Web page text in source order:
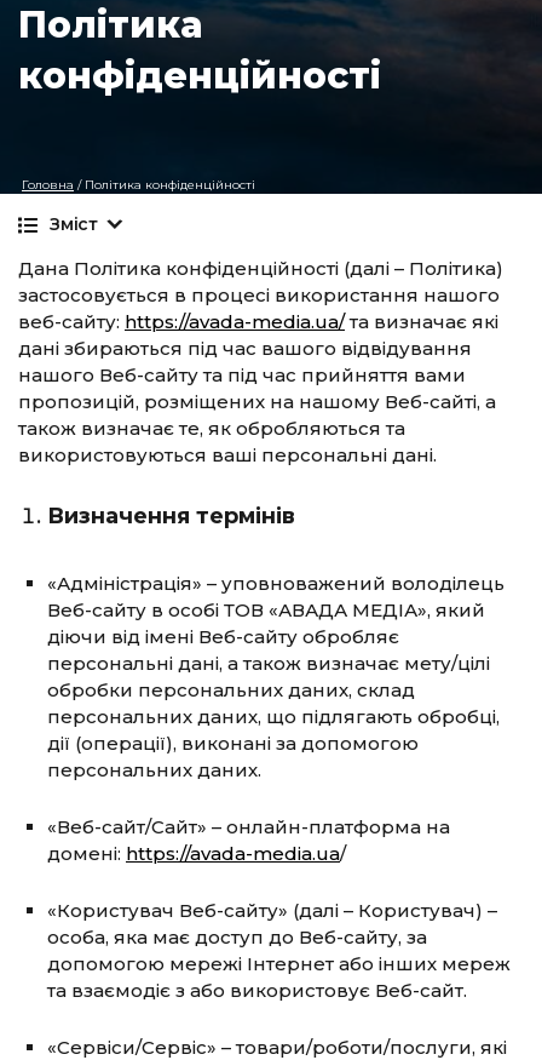
Політика
конфіденційності
Головна / Політика конфіденційності
Зміст
Дана Політика конфіденційності (далі – Політика)
застосовується в процесі використання нашого
веб-сайту: https://avada-media.ua/та визначає які
дані збираються під час вашого відвідування
нашого Веб-сайту та під час прийняття вами
пропозицій, розміщених на нашому Веб-сайті, а
також визначає те, як обробляються та
використовуються ваші персональні дані.
Визначення термінів
«Адміністрація» – уповноважений володілець
Веб-сайту в особі ТОВ «АВАДА МЕДІА», який
діючи від імені Веб-сайту обробляє
персональні дані, а також визначає мету/цілі
обробки персональних даних, склад
персональних даних, що підлягають обробці,
дії (операції), виконані за допомогою
персональних даних.
«Веб-сайт/Сайт» – онлайн-платформа на
домені: https://avada-media.ua/
«Користувач Веб-сайту» (далі – Користувач) –
особа, яка має доступ до Веб-сайту, за
допомогою мережі Інтернет або інших мереж
та взаємодіє з або використовує Веб-сайт.
«Сервіси/Сервіс» – товари/роботи/послуги, які